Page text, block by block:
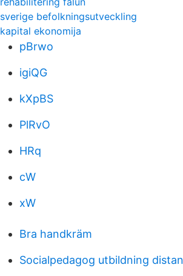
sverige befolkningsutveckling
kapital ekonomija
pBrwo
igiQG
kXpBS
PlRvO
HRq
cW
xW
Bra handkräm
Socialpedagog utbildning